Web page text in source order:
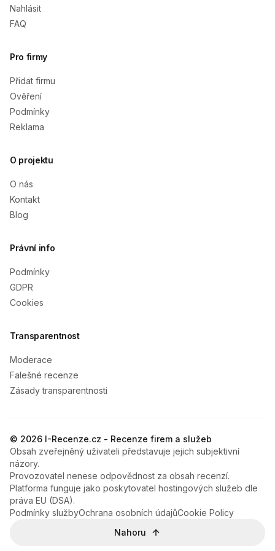
Nahlásit
FAQ
Pro firmy
Přidat firmu
Ověření
Podmínky
Reklama
O projektu
O nás
Kontakt
Blog
Právní info
Podmínky
GDPR
Cookies
Transparentnost
Moderace
Falešné recenze
Zásady transparentnosti
© 2026 I-Recenze.cz - Recenze firem a služeb
Obsah zveřejněný uživateli představuje jejich subjektivní
názory.
Provozovatel nenese odpovědnost za obsah recenzí.
Platforma funguje jako poskytovatel hostingových služeb dle
práva EU (DSA).
Podmínky službyOchrana osobních údajůCookie Policy
Nahoru